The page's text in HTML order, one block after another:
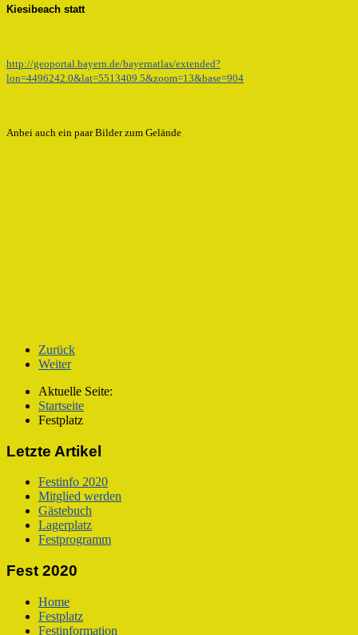
Kiesibeach statt
http://geoportal.bayern.de/bayernatlas/extended?
lon=4496242.0&lat=5513409.5&zoom=13&base=904
Anbei auch ein paar Bilder zum Gelände
Zurück
Weiter
Aktuelle Seite:
Startseite
Festplatz
Letzte Artikel
Festinfo 2020
Mitglied werden
Gästebuch
Lagerplatz
Festprogramm
Fest 2020
Home
Festplatz
Festinformation